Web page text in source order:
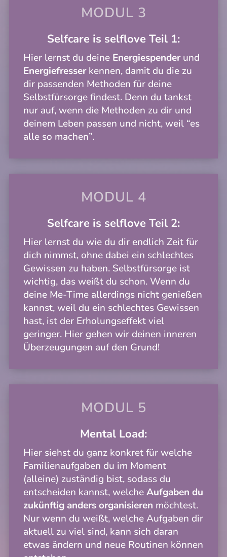
MODUL 3
Selfcare is selflove Teil 1:
Hier lernst du deine Energiespenderund
Energiefresserkennen, damit du die zu
dir passenden Methoden für deine
Selbstfürsorge findest. Denn du tankst
nur auf, wenn die Methoden zu dir und
deinem Leben passen und nicht, weil “es
alle so machen”.
MODUL 4
Selfcare is selflove Teil 2:
Hier lernst du wie du dir endlich Zeit für
dich nimmst, ohne dabei ein schlechtes
Gewissen zu haben. Selbstfürsorge ist
wichtig, das weißt du schon. Wenn du
deine Me-Time allerdings nicht genießen
kannst, weil du ein schlechtes Gewissen
hast, ist der Erholungseffekt viel
geringer. Hier gehen wir deinen inneren
Überzeugungen auf den Grund!
MODUL 5
Mental Load:
Hier siehst du ganz konkret für welche
Familienaufgaben du im Moment
(alleine) zuständig bist, sodass du
entscheiden kannst, welcheAufgaben du
zukünftig anders organisieren möchtest.
Nur wenn du weißt, welche Aufgaben dir
aktuell zu viel sind, kann sich daran
etwas ändern und neue Routinen können